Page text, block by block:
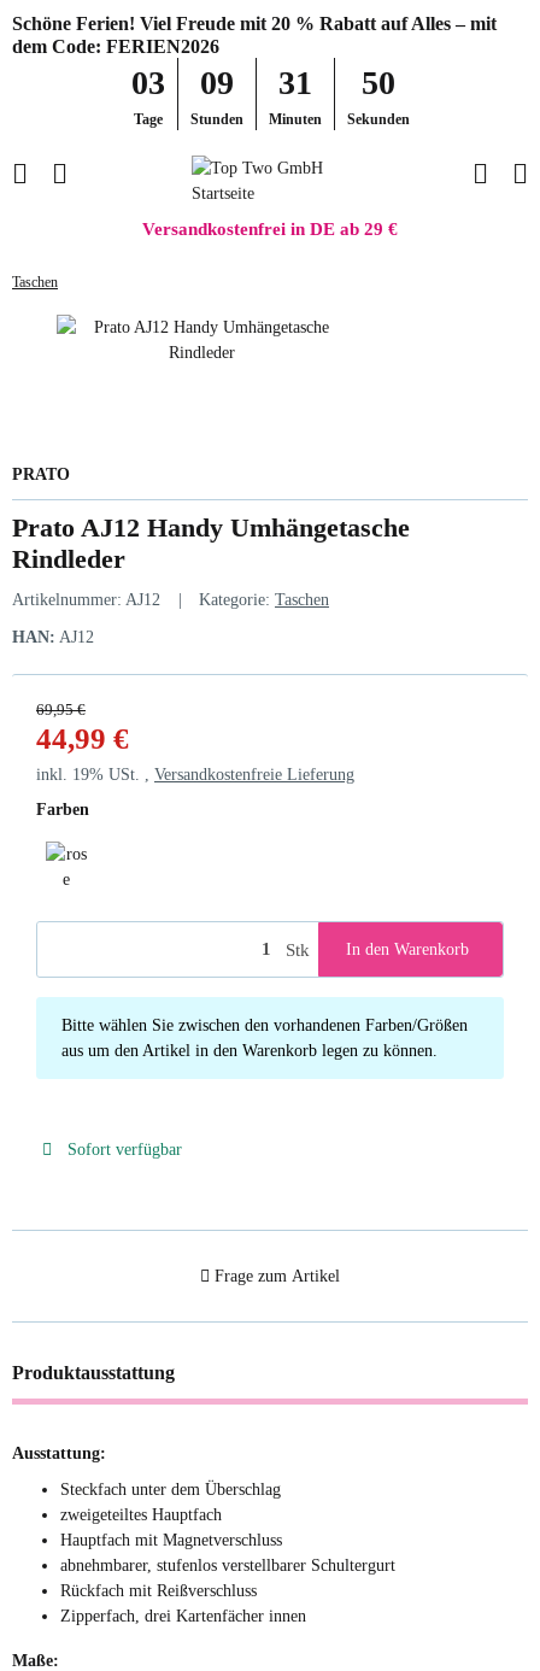
Schöne Ferien! Viel Freude mit 20 % Rabatt auf Alles – mit
dem Code: FERIEN2026
03
Tage
09
Stunden
31
Minuten
50
Sekunden
Versandkostenfrei in DE ab 29 €
Taschen
PRATO
Prato AJ12 Handy Umhängetasche
Rindleder
Artikelnummer: AJ12 Kategorie: Taschen
HAN: AJ12
69,95 €
44,99 €
inkl. 19% USt. , Versandkostenfreie Lieferung
Farben
Stk In den Warenkorb
x
Bitte wählen Sie zwischen den vorhandenen Farben/Größen
aus um den Artikel in den Warenkorb legen zu können.
Sofort verfügbar
Frage zum Artikel
Produktausstattung
Ausstattung:
Steckfach unter dem Überschlag
zweigeteiltes Hauptfach
Hauptfach mit Magnetverschluss
abnehmbarer, stufenlos verstellbarer Schultergurt
Rückfach mit Reißverschluss
Zipperfach, drei Kartenfächer innen
Maße: